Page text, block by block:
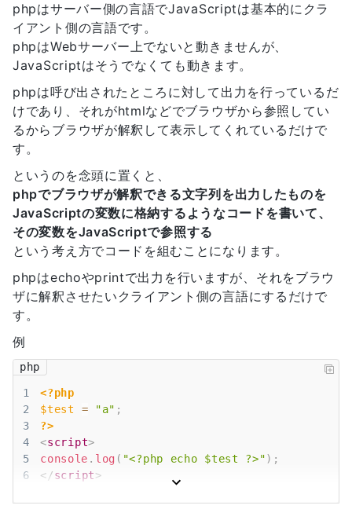
phpはサーバー側の言語でJavaScriptは基本的にクラ
イアント側の言語です。
phpはWebサーバー上でないと動きませんが、
JavaScriptはそうでなくても動きます。
phpは呼び出されたところに対して出力を行っているだ
けであり、それがhtmlなどでブラウザから参照してい
るからブラウザが解釈して表示してくれているだけで
す。
というのを念頭に置くと、
phpでブラウザが解釈できる文字列を出力したものを
JavaScriptの変数に格納するようなコードを書いて、
その変数をJavaScriptで参照する
という考え方でコードを組むことになります。
phpはechoやprintで出力を行いますが、それをブラウ
ザに解釈させたいクライアント側の言語にするだけで
す。
例
php
1
<?php
2
$test = "a" ;
3
?>
4
<script>
5
console . log ( "<?php echo $test ?>") ;
6
</script>